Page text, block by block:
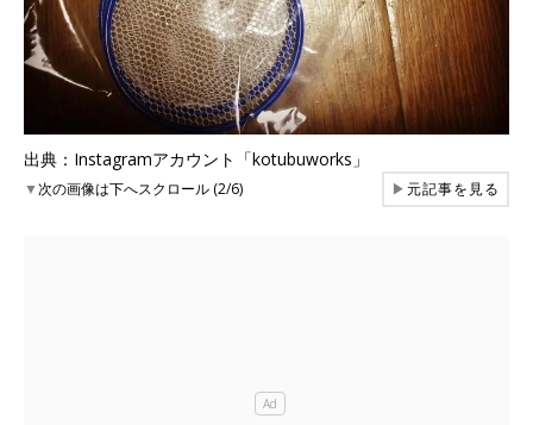
出典：Instagramアカウント「kotubuworks」
▼次の画像は下へスクロール (2/6) ▶元記事を見る